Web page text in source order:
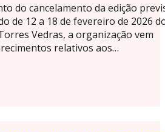
do cancelamento da edição
de 12 a 18 de fevereiro de 2026
Vedras, a organização vem
relativos aos…